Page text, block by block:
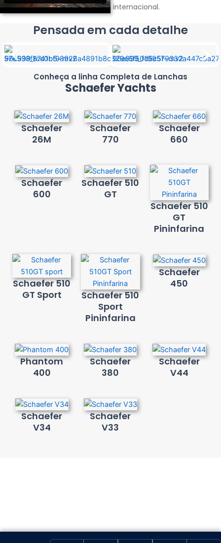
internacional.
Pensada em cada detalhe
Conheça a linha Completa de Lanchas
Schaefer Yachts
Schaefer
26M
Schaefer
770
Schaefer
660
Schaefer
600
Schaefer 510
GT
Schaefer 510
GT
Pininfarina
Schaefer 510
GT Sport
Schaefer 510
Sport
Pininfarina
Schaefer
450
Phantom
400
Schaefer
380
Schaefer
V44
Schaefer
V34
Schaefer
V33